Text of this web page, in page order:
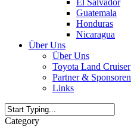
El Salvador
Guatemala
Honduras
Nicaragua
Über Uns
Über Uns
Toyota Land Cruiser
Partner & Sponsoren
Links
Category